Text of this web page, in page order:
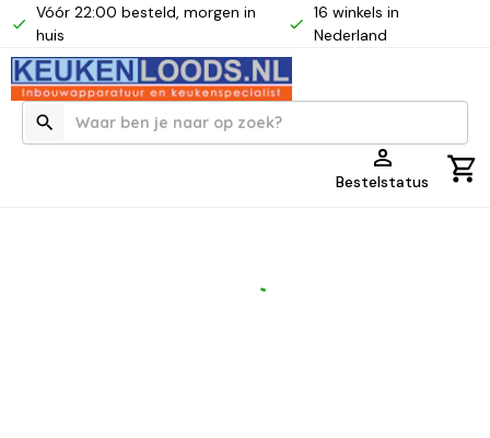
Vóór 22:00 besteld, morgen in
huis
16 winkels in
Nederland
Bestelstatus